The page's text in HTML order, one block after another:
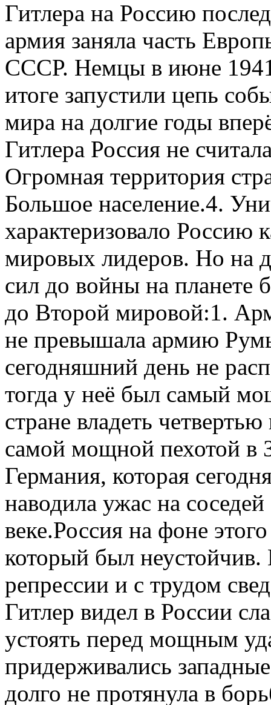
Гитлера на Россию
армия заняла часть
СССР. Немцы в июне 1941
итоге запустили цепь
мира на долгие годы
Гитлера Россия не
Огромная территория
Большое население.4.
характеризовало
мировых лидеров. Но на
сил до войны на планете
до Второй мировой:1.
не превышала армию
сегодняшний день не
тогда у неё был самый
стране владеть
самой мощной пехотой в
Германия, которая
наводила ужас на
веке.Россия на фоне
который был неустойчив.
репрессии и с трудом
Гитлер видел в России
устоять перед мощным
придерживались
долго не протянула в